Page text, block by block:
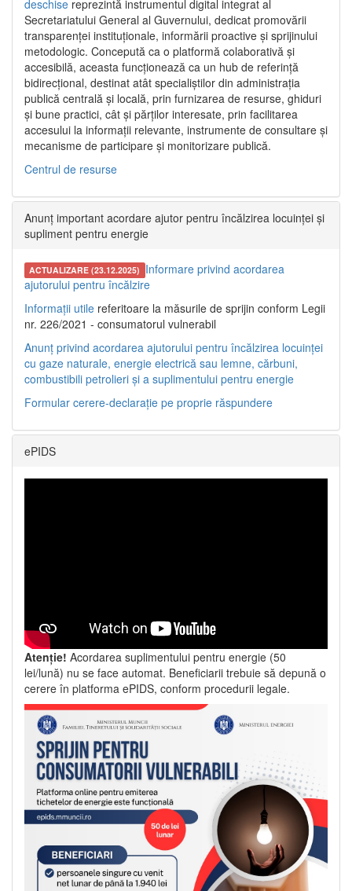
deschise reprezintă instrumentul digital integrat al
Secretariatului General al Guvernului, dedicat promovării
transparenței instituționale, informării proactive și sprijinului
metodologic. Concepută ca o platformă colaborativă și
accesibilă, aceasta funcționează ca un hub de referință
bidirecțional, destinat atât specialiștilor din administrația
publică centrală și locală, prin furnizarea de resurse, ghiduri
și bune practici, cât și părților interesate, prin facilitarea
accesului la informații relevante, instrumente de consultare și
mecanisme de participare și monitorizare publică.
Centrul de resurse
Anunț important acordare ajutor pentru încălzirea locuinței și
supliment pentru energie
ACTUALIZARE (23.12.2025) Informare privind acordarea
ajutorului pentru încălzire
Informații utile referitoare la măsurile de sprijin conform Legii
nr. 226/2021 - consumatorul vulnerabil
Anunț privind acordarea ajutorului pentru încălzirea locuinței
cu gaze naturale, energie electrică sau lemne, cărbuni,
combustibili petrolieri și a suplimentului pentru energie
Formular cerere-declarație pe proprie răspundere
ePIDS
Atenție! Acordarea suplimentului pentru energie (50
lei/lună) nu se face automat. Beneficiarii trebuie să depună o
cerere în platforma ePIDS, conform procedurii legale.